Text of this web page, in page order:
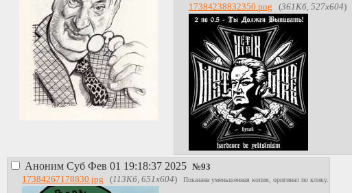
17384238832350.png (361Кб, 527x604)
Аноним Суб Фев 01 19:18:37 2025 №93
17384267178830.jpg (113Кб, 651x604) Показана уменьшенная копия, оригинал по клику.